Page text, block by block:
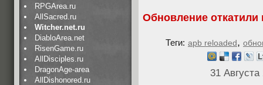
RPGArea.ru
AllSacred.ru
Witcher.net.ru
DiabloArea.net
RisenGame.ru
AllDisciples.ru
DragonAge-area
AllDishonored.ru
Обновление откатили
Теги: apb reloaded,
31